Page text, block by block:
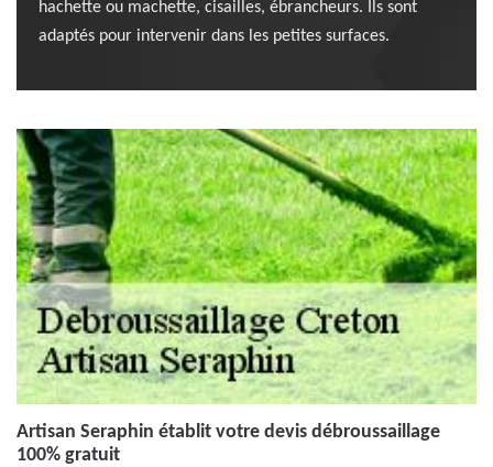
hachette ou machette, cisailles, ébrancheurs. Ils sont
adaptés pour intervenir dans les petites surfaces.
Artisan Seraphin établit votre devis débroussaillage
100% gratuit